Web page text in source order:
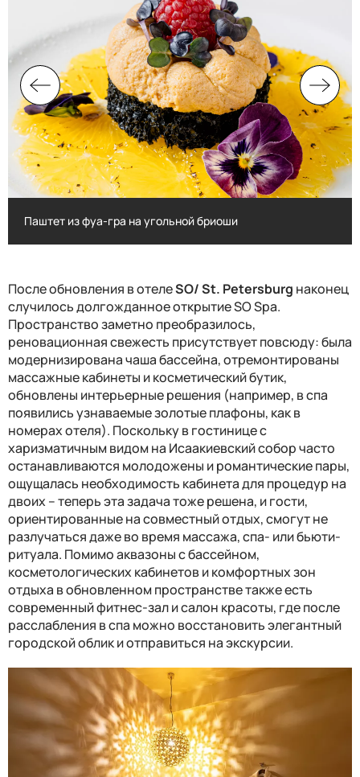
Паштет из фуа-гра на угольной бриоши
После обновления в отелеSO/St. Petersburg наконец
случилось долгожданное открытиеSO Spa.
Пространство заметно преобразилось,
реновационная свежесть присутствует повсюду: была
модернизирована чаша бассейна, отремонтированы
массажные кабинеты и косметический бутик,
обновлены интерьерные решения (например, в спа
появились узнаваемые золотые плафоны, как в
номерах отеля). Поскольку в гостинице с
харизматичным видом на Исаакиевский собор часто
останавливаются молодожены и романтические пары,
ощущалась необходимость кабинета для процедур на
двоих – теперь эта задача тоже решена, и гости,
ориентированные на совместный отдых, смогут не
разлучаться даже во время массажа, спа- или бьюти-
ритуала. Помимо аквазоны с бассейном,
косметологических кабинетов и комфортных зон
отдыха в обновленном пространстве также есть
современный фитнес-зал и салон красоты, где после
расслабления в спа можно восстановить элегантный
городской облик и отправиться на экскурсии.